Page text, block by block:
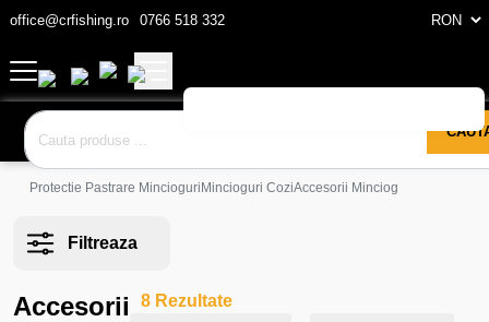
office@crfishing.ro 0766 518 332
Protectie Pastrare Mincioguri Mincioguri CoziAccesorii Minciog
Filtreaza
Accesorii
8 Rezultate